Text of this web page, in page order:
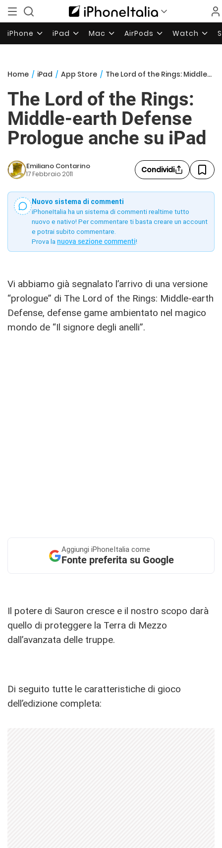
iPhone iPad Mac AirPods Watch
Home / iPad / App Store / The Lord of the Rings: Middle-earth Defense Prologue anche su iPad
The Lord of the Rings:
Middle-earth Defense
Prologue anche su iPad
Emiliano Contarino
17 Febbraio 2011 Condividi
Nuovo sistema di commenti
iPhoneItalia ha un sistema di commenti realtime tutto
nuovo e nativo! Per commentare ti basta creare un account
e potrai subito commentare.
Prova la nuova sezione commenti!
Vi abbiamo già segnalato l’arrivo di una versione
“prologue” di The Lord of the Rings: Middle-earth
Defense, defense game ambientato nel magico
mondo de “Il signore degli anelli”.
Aggiungi iPhoneItalia come
Fonte preferita su Google
Il potere di Sauron cresce e il nostro scopo darà
quello di proteggere la Terra di Mezzo
dall’avanzata delle truppe.
Di seguito tutte le caratteristiche di gioco
dell’edizione completa: